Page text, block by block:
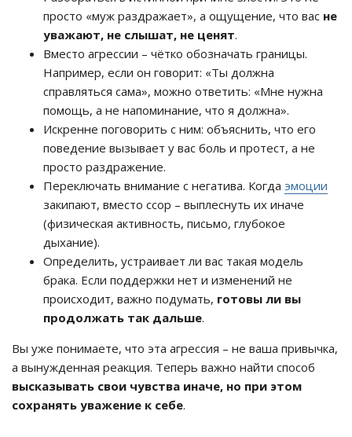
просто «муж раздражает», а ощущение, что вас не
уважают, не слышат, не ценят.
Вместо агрессии – чётко обозначать границы.
Например, если он говорит: «Ты должна
справляться сама», можно ответить: «Мне нужна
помощь, а не напоминание, что я должна».
Искренне поговорить с ним: объяснить, что его
поведение вызывает у вас боль и протест, а не
просто раздражение.
Переключать внимание с негатива. Когда эмоции
закипают, вместо ссор – выплеснуть их иначе
(физическая активность, письмо, глубокое
дыхание).
Определить, устраивает ли вас такая модель
брака. Если поддержки нет и изменений не
происходит, важно подумать, готовы ли вы
продолжать так дальше.
Вы уже понимаете, что эта агрессия – не ваша привычка,
а вынужденная реакция. Теперь важно найти способ
высказывать свои чувства иначе, но при этом
сохранять уважение к себе.